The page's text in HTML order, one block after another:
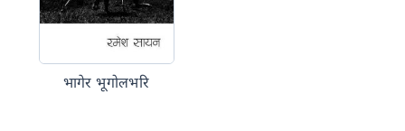
भागेर भूगोलभरि